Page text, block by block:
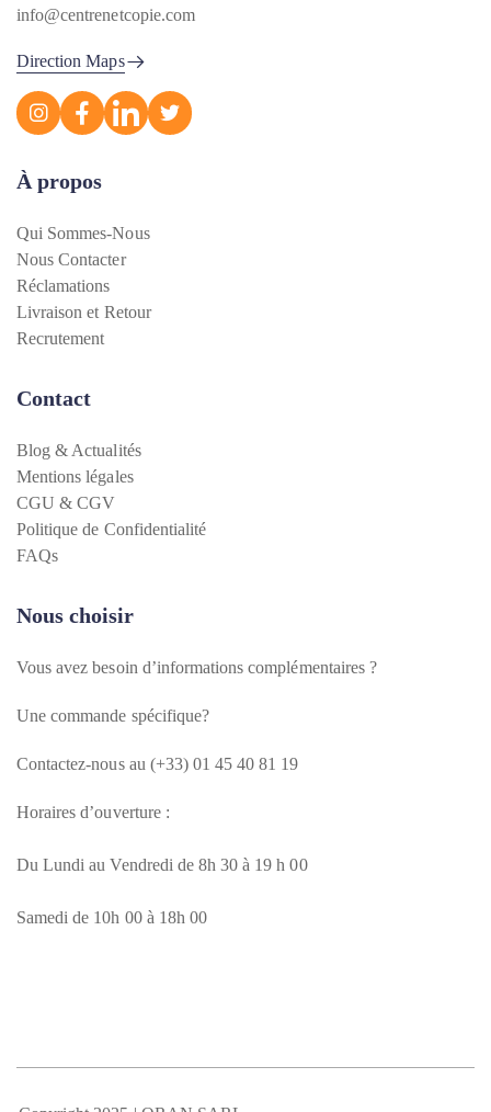
info@centrenetcopie.com
Direction Maps
À propos
Qui Sommes-Nous
Nous Contacter
Réclamations
Livraison et Retour
Recrutement
Contact
Blog & Actualités
Mentions légales
CGU & CGV
Politique de Confidentialité
FAQs
Nous choisir
Vous avez besoin d’informations complémentaires ?
Une commande spécifique?
Contactez-nous au (+33) 01 45 40 81 19
Horaires d’ouverture :
Du Lundi au Vendredi de 8h 30 à 19 h 00
Samedi de 10h 00 à 18h 00